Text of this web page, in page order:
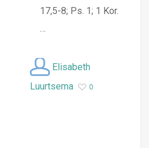
17,5-8; Ps. 1; 1 Kor.
…
Elisabeth
Luurtsema
0